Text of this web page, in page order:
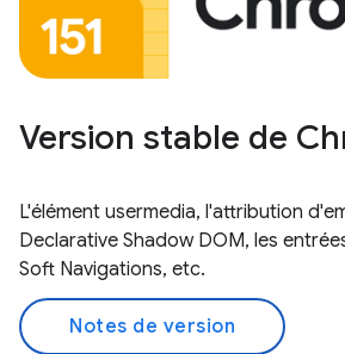
Version stable de
L'élément usermedia, l'attribution
Declarative Shadow DOM, les
Soft Navigations, etc.
Notes de version